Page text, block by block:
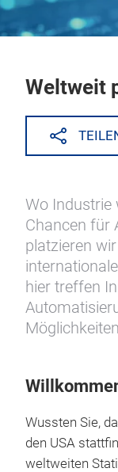
Weltweit
Wo Industrie
Chancen für
platzieren
hier treffen
Wussten Sie,
den USA
weltweiten